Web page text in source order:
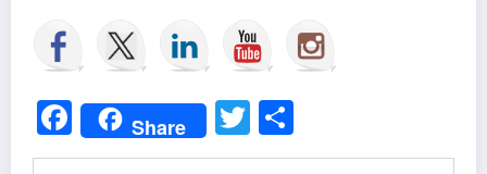
Facebook
Share Twitter